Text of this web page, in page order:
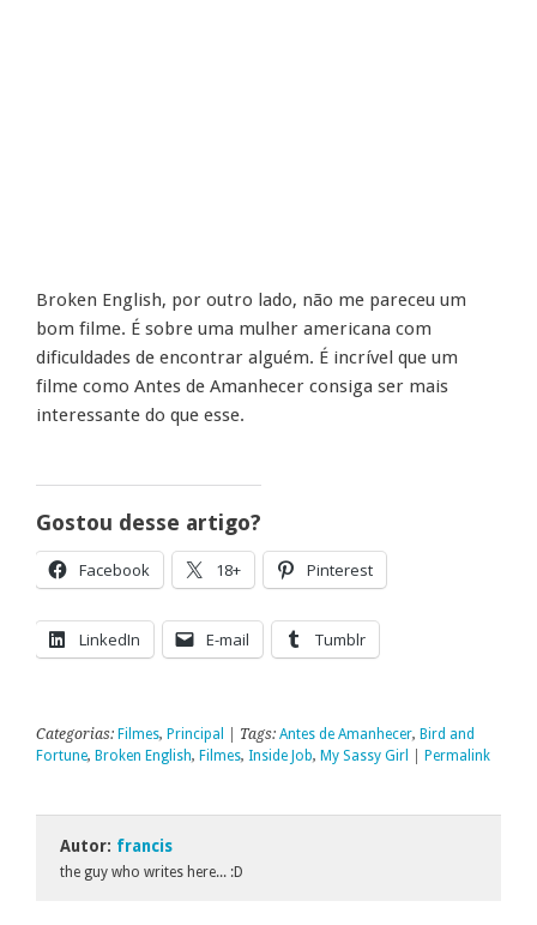
Broken English, por outro lado, não me pareceu um
bom filme. É sobre uma mulher americana com
dificuldades de encontrar alguém. É incrível que um
filme como Antes de Amanhecer consiga ser mais
interessante do que esse.
Gostou desse artigo?
Facebook 18+ Pinterest
LinkedIn E-mail Tumblr
Categorias: Filmes, Principal | Tags: Antes de Amanhecer, Bird and
Fortune, Broken English, Filmes, Inside Job, My Sassy Girl Permalink
Autor: francis
the guy who writes here... :D